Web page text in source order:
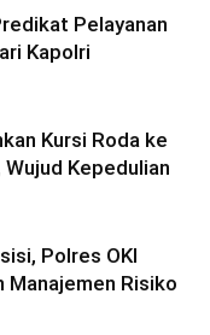
Pelayanan
Kapolri
Kursi Roda ke
Kepedulian
Polres OKI
Manajemen Risiko